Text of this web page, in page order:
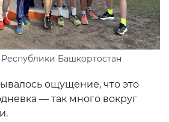
Башкортостан
ощущение, что это
— так много вокруг